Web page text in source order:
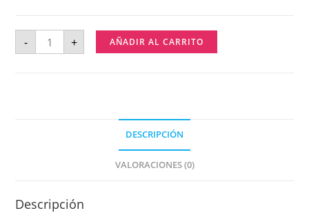
- + AÑADIR AL CARRITO
DESCRIPCIÓN
VALORACIONES (0)
Descripción